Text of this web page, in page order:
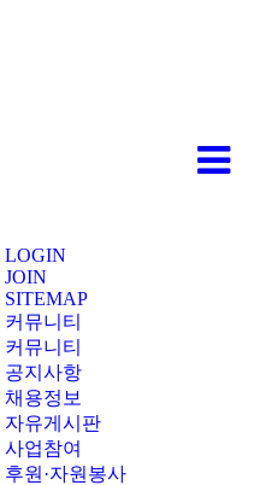
LOGIN
JOIN
SITEMAP
커뮤니티
커뮤니티
공지사항
채용정보
자유게시판
사업참여
후원·자원봉사